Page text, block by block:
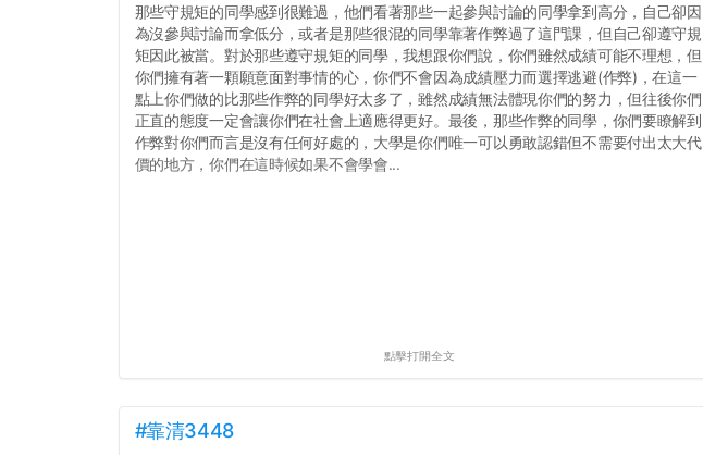
那些守規矩的同學感到很難過，他們看著那些一起參與討論的同學拿到高分，自己卻因
為沒參與討論而拿低分，或者是那些很混的同學靠著作弊過了這門課，但自己卻遵守規
矩因此被當。對於那些遵守規矩的同學，我想跟你們說，你們雖然成績可能不理想，但
你們擁有著一顆願意面對事情的心，你們不會因為成績壓力而選擇逃避(作弊)，在這一
點上你們做的比那些作弊的同學好太多了，雖然成績無法體現你們的努力，但往後你們
正直的態度一定會讓你們在社會上適應得更好。最後，那些作弊的同學，你們要瞭解到
作弊對你們而言是沒有任何好處的，大學是你們唯一可以勇敢認錯但不需要付出太大代
價的地方，你們在這時候如果不會學會...
點擊打開全文
#靠清3448